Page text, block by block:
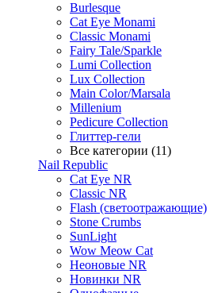
Burlesque
Cat Eye Monami
Classic Monami
Fairy Tale/Sparkle
Lumi Collection
Lux Collection
Main Color/Marsala
Millenium
Pedicure Collection
Глиттер-гели
Все категории (11)
Nail Republic
Cat Eye NR
Classic NR
Flash (светоотражающие)
Stone Crumbs
SunLight
Wow Meow Cat
Неоновые NR
Новинки NR